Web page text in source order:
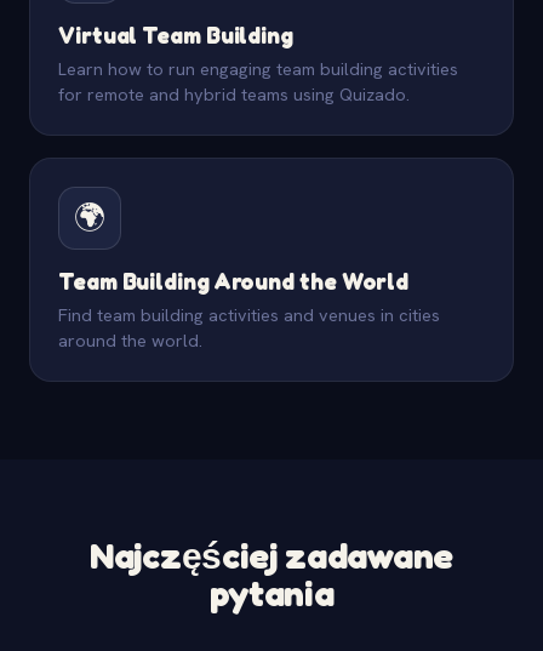
Virtual Team Building
Learn how to run engaging team building activities
for remote and hybrid teams using Quizado.
🌍
Team Building Around the World
Find team building activities and venues in cities
around the world.
Najczęściej zadawane
pytania